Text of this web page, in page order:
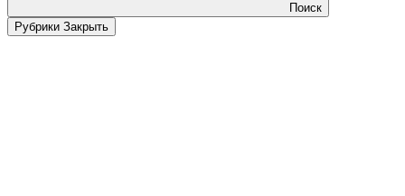
Поиск
Рубрики Закрыть